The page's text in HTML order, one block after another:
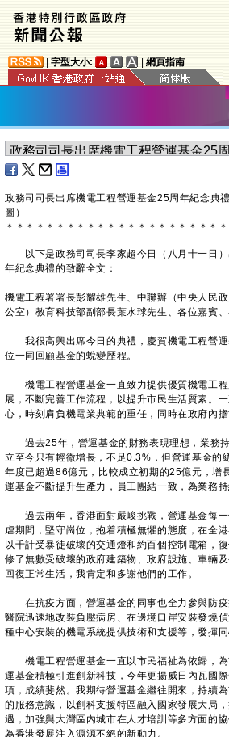
字型大小: 網頁指南
政務司司長出席機電工程營運基金25周年紀念典
圖）
＊ ＊ ＊ ＊ ＊ ＊ ＊ ＊ ＊ ＊ ＊ ＊ ＊ ＊ ＊ ＊ ＊ ＊ ＊ ＊ ＊ ＊
以下是政務司司長李家超今日（八月十一日）
年紀念典禮的致辭全文：
機電工程署署長彭耀雄先生、中聯辦（中央人民
公室）教育科技部副部長葉水球先生、各位嘉賓、
我很高興出席今日的典禮，慶賀機電工程營運
位一同回顧基金的蛻變歷程。
機電工程營運基金一直致力提供優質機電工程
展，不斷完善工作流程，以提升市民生活質素。
心，時刻肩負機電業典範的重任，同時在政府內
過去25年，營運基金的財務表現理想，業務持
立至今只有輕微增長，不足0.3%，但營運基金的
年度已超過86億元，比較成立初期的25億元，增
運基金不斷提升生產力，員工團結一致，為業務持
過去兩年，香港面對嚴峻挑戰，營運基金每一
虐期間，堅守崗位，抱着積極無懼的態度，在全
以千計受暴徒破壞的交通燈和約百個控制電箱，
修了無數受破壞的政府建築物、政府設施、車輛
回復正常生活，我肯定和多謝他們的工作。
在抗疫方面，營運基金的同事也全力參與防疫
醫院迅速地改裝負壓病房、在邊境口岸安裝發燒
種中心安裝的機電系統提供技術和支援等，發揮同
機電工程營運基金一直以市民福祉為依歸，為
運基金積極引進創新科技，今年更揚威日內瓦國
項，成績斐然。我期待營運基金繼往開來，持續
的服務意識，以創科支援特區融入國家發展大局
遇，加強與大灣區內城市在人才培訓等多方面的
為香港發展注入源源不絕的新動力。